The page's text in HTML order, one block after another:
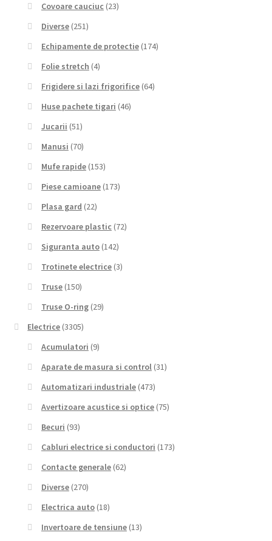
Covoare cauciuc (23)
Diverse (251)
Echipamente de protectie (174)
Folie stretch (4)
Frigidere si lazi frigorifice (64)
Huse pachete tigari (46)
Jucarii (51)
Manusi (70)
Mufe rapide (153)
Piese camioane (173)
Plasa gard (22)
Rezervoare plastic (72)
Siguranta auto (142)
Trotinete electrice (3)
Truse (150)
Truse O-ring (29)
Electrice (3305)
Acumulatori (9)
Aparate de masura si control (31)
Automatizari industriale (473)
Avertizoare acustice si optice (75)
Becuri (93)
Cabluri electrice si conductori (173)
Contacte generale (62)
Diverse (270)
Electrica auto (18)
Invertoare de tensiune (13)